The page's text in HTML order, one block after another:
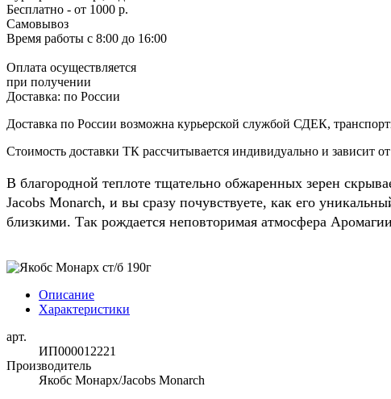
Бесплатно - от 1000 р.
Самовывоз
Время работы с 8:00 до 16:00
Оплата осуществляется
при получении
Доставка: по России
Доставка по России возможна курьерской службой СДЕК,
Стоимость доставки ТК рассчитывается индивидуально и зависит
В благородной теплоте тщательно обжаренных зерен
Jacobs Monarch, и вы сразу почувствуете, как его
близкими. Так рождается неповторимая атмосфера
Описание
Характеристики
арт.
ИП000012221
Производитель
Якобс Монарх/Jacobs Monarch